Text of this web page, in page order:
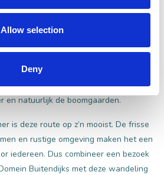
Allow selection
Deny
bezoek halen, dan is de route ‘Door
een aanrader. Deze wandelroute neemt
van De Langstraat: uitgestrekte
en natuurlijk de boomgaarden.
is deze route op z’n mooist. De frisse
en rustige omgeving maken het een
iedereen. Dus combineer een bezoek
Buitendijks met deze wandeling